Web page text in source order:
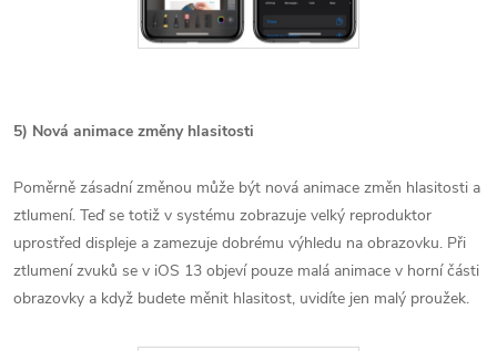
5) Nová animace změny hlasitosti
Poměrně zásadní změnou může být nová animace změn hlasitosti a
ztlumení. Teď se totiž v systému zobrazuje velký reproduktor
uprostřed displeje a zamezuje dobrému výhledu na obrazovku. Při
ztlumení zvuků se v iOS 13 objeví pouze malá animace v horní části
obrazovky a když budete měnit hlasitost, uvidíte jen malý proužek.